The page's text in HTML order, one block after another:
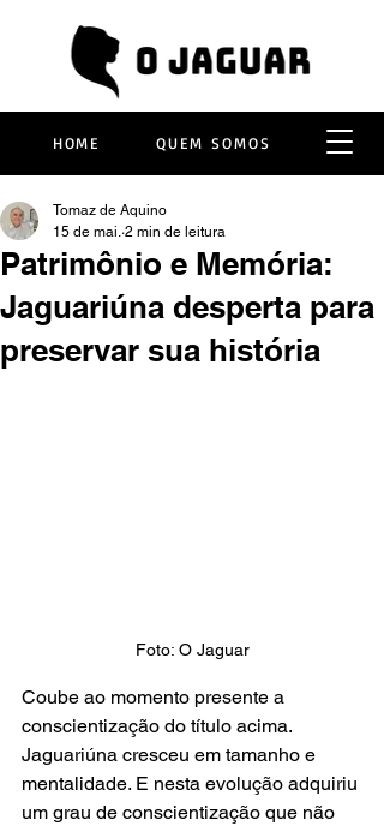
HOME QUEM SOMOS
Patrimônio e Memória:
Jaguariúna desperta para
preservar sua história
Tomaz de Aquino
15 de mai. 2 min de leitura
Foto: O Jaguar
Coube ao momento presente a
conscientização do título acima.
Jaguariúna cresceu em tamanho e
mentalidade. E nesta evolução adquiriu
um grau de conscientização que não